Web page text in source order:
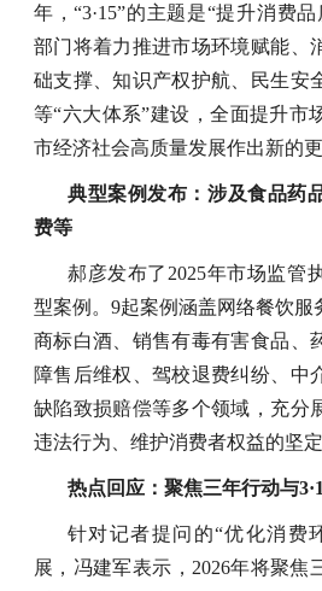
年，“3·15”的主题是“提升消费
部门将着力推进市场环境赋能、
础支撑、知识产权护航、民生安
等“六大体系”建设，全面提升市
市经济社会高质量发展作出新的更
典型案例发布：涉及食品药
费等
郝彦发布了2025年市场监管
型案例。9起案例涵盖网络餐饮服
商标白酒、销售有毒有害食品、
障售后维权、驾校退费纠纷、中
缺陷致损赔偿等多个领域，充分
违法行为、维护消费者权益的坚
热点回应：聚焦三年行动与
针对记者提问的“优化消费
展，冯建军表示，2026年将聚焦